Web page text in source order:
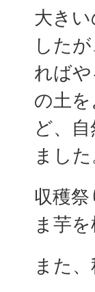
大き
した
れば
の土を
ど、
ました
収穫
ま芋
また